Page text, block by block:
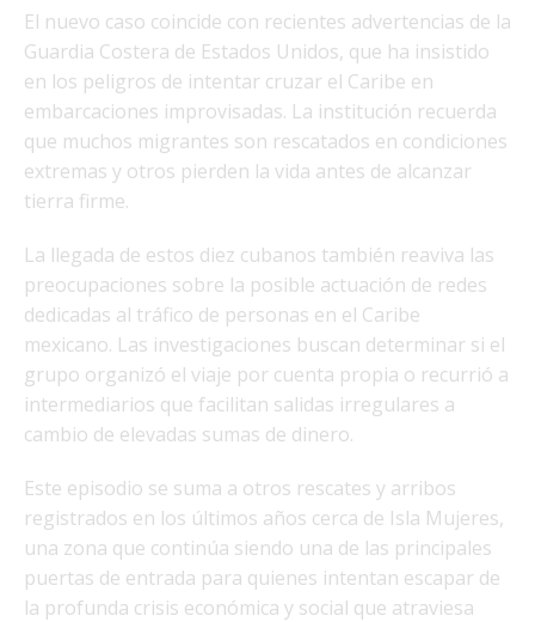
El nuevo caso coincide con recientes advertencias de la
Guardia Costera de Estados Unidos, que ha insistido
en los peligros de intentar cruzar el Caribe en
embarcaciones improvisadas. La institución recuerda
que muchos migrantes son rescatados en condiciones
extremas y otros pierden la vida antes de alcanzar
tierra firme.
La llegada de estos diez cubanos también reaviva las
preocupaciones sobre la posible actuación de redes
dedicadas al tráfico de personas en el Caribe
mexicano. Las investigaciones buscan determinar si el
grupo organizó el viaje por cuenta propia o recurrió a
intermediarios que facilitan salidas irregulares a
cambio de elevadas sumas de dinero.
Este episodio se suma a otros rescates y arribos
registrados en los últimos años cerca de Isla Mujeres,
una zona que continúa siendo una de las principales
puertas de entrada para quienes intentan escapar de
la profunda crisis económica y social que atraviesa